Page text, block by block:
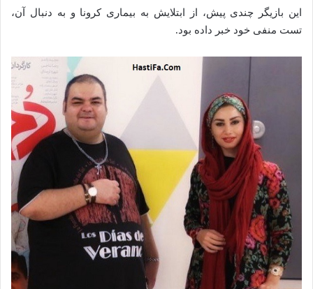
این بازیگر چندی پیش، از ابتلایش به بیماری کرونا و به دنبال آن،
تست منفی خود خبر داده بود.